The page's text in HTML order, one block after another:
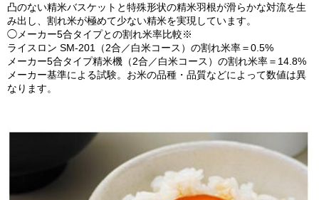
凸のない精米バスケットと特殊形状の精米羽根が滑らかな対流を生
み出し、割れ米が極めて少ない精米を実現しています。
◯メーカー5合タイプとの割れ米率比較※
ライスロン SM-201（2合／白米コース）の割れ米率＝0.5%
メーカー5合タイプ精米機（2合／白米コース）の割れ米率＝14.8%
メーカー基準による試験。お米の品種・品質などによって数値は異
なります。